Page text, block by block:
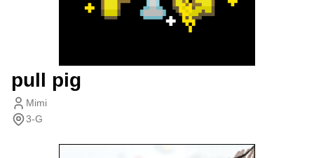
pull pig
Mimi
3-G